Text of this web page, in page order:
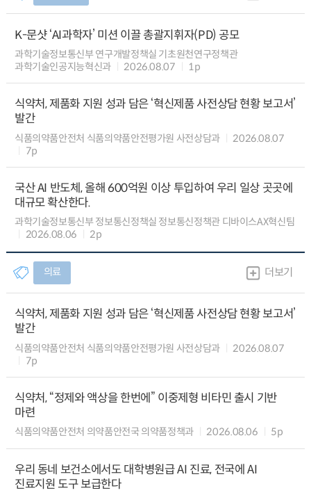
K-문샷 ‘AI과학자’ 미션 이끌 총괄지휘자(PD) 공모
과학기술정보통신부 연구개발정책실 기초원천연구정책관
과학기술인공지능혁신과
2026.08.07 1p
식약처, 제품화 지원 성과 담은 ‘혁신제품 사전상담 현황 보고서’
발간
식품의약품안전처 식품의약품안전평가원 사전상담과
2026.08.07
7p
국산 AI 반도체, 올해 600억원 이상 투입하여 우리 일상 곳곳에
대규모 확산한다.
과학기술정보통신부 정보통신정책실 정보통신정책관 디바이스AX혁신팀
2026.08.06
2p
의료 더보기
식약처, 제품화 지원 성과 담은 ‘혁신제품 사전상담 현황 보고서’
발간
식품의약품안전처 식품의약품안전평가원 사전상담과
2026.08.07
7p
식약처, “정제와 액상을 한번에” 이중제형 비타민 출시 기반
마련
식품의약품안전처 의약품안전국 의약품정책과 2026.08.06 5p
우리 동네 보건소에서도 대학병원급 AI 진료, 전국에 AI
진료지원 도구 보급한다